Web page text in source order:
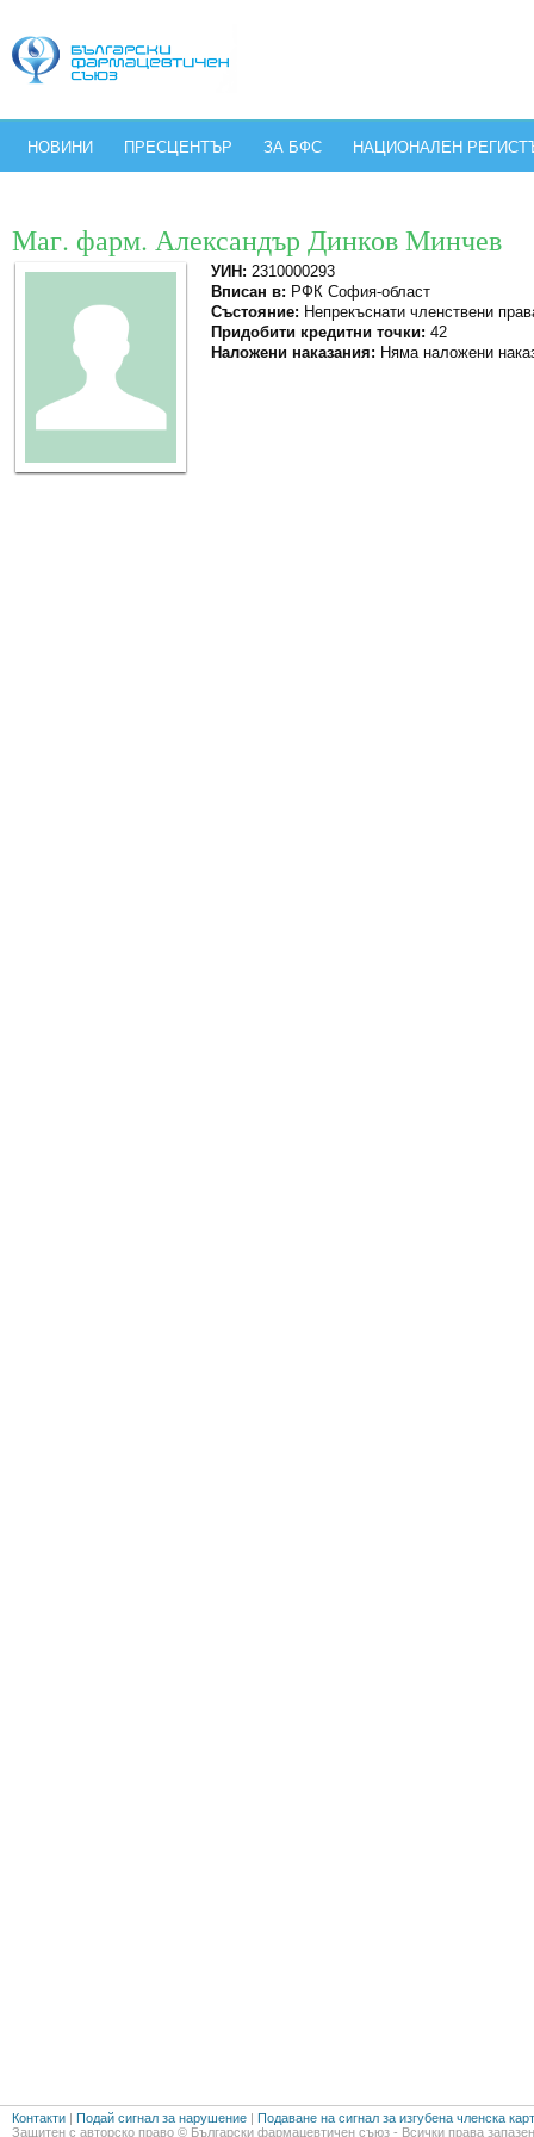
НОВИНИ ПРЕСЦЕНТЪР ЗА БФС НАЦИОНАЛЕН
Маг. фарм. Александър Динков Минчев
УИН: 2310000293
Вписан в: РФК София-област
Състояние: Непрекъснати членствени
Придобити кредитни точки: 42
Наложени наказания: Няма наложени
Контакти | Подай сигнал за нарушение | Подаване на сигнал за изгубена членска
Защитен с авторско право © Български фармацевтичен съюз - Всички права